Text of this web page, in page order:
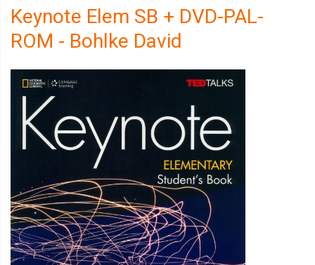
Keynote Elem SB + DVD-PAL-
ROM - Bohlke David